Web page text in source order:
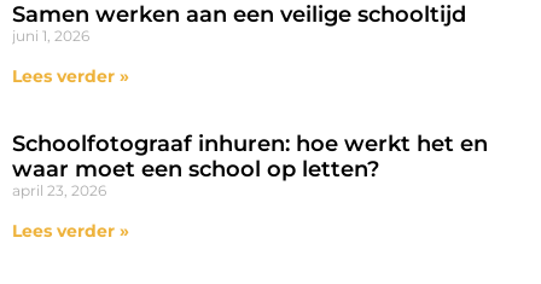
Samen werken aan een veilige schooltijd
juni 1, 2026
Lees verder »
Schoolfotograaf inhuren: hoe werkt het en
waar moet een school op letten?
april 23, 2026
Lees verder »